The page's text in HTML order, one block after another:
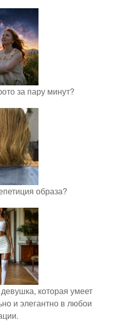
за пару минут?
образа?
которая умеет
и элегантно в любои